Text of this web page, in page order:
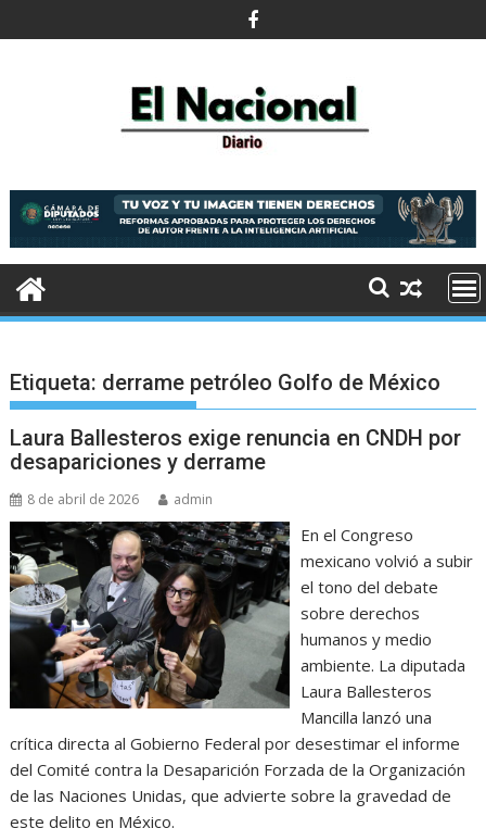
al
Etiqueta: derrame petróleo Golfo de México
Laura Ballesteros exige renuncia en CNDH por
desapariciones y derrame
8 de abril de 2026 admin
En el Congreso
mexicano volvió a subir
el tono del debate
sobre derechos
humanos y medio
ambiente. La diputada
Laura Ballesteros
Mancilla lanzó una
crítica directa al Gobierno Federal por desestimar el informe
del Comité contra la Desaparición Forzada de la Organización
de las Naciones Unidas, que advierte sobre la gravedad de
este delito en México.